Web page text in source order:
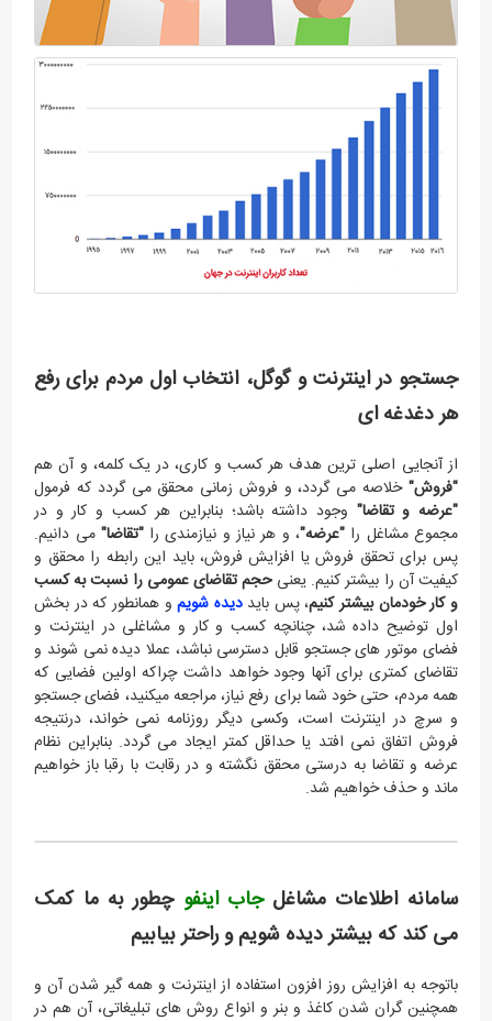
جستجو در اینترنت و گوگل، انتخاب اول مردم برای رفع
هر دغدغه ای
از آنجایی اصلی ترین هدف هر کسب و کاری، در یک کلمه، و آن هم
"فروش" خلاصه می گردد، و فروش زمانی محقق می گردد که فرمول
"عرضه و تقاضا" وجود داشته باشد؛ بنابر‌این هر کسب و کار و در
مجموع مشاغل را"عرضه"، و هر نیاز و نیازمندی را"تقاضا"می دانیم.
پس برای تحقق فروش یا افزایش فروش، باید این رابطه را محقق و
کیفیت آن را بیشتر کنیم. یعنی حجم تقاضای عمومی را نسبت به کسب
و کار خودمان بیشتر کنیم، پس بایددیده شویمو همانطور که در بخش
اول توضیح داده شد، چنانچه کسب و کار و مشاغلی در اینترنت و
فضای موتور های جستجو قابل دسترسی نباشد، عملا دیده نمی شوند و
تقاضای کمتری برای آنها وجود خواهد داشت چراکه اولین فضایی که
همه مردم، حتی خود شما برای رفع نیاز، مراجعه میکنید، فضای جستجو
و سرچ در اینترنت است، وکسی دیگر روزنامه نمی خواند، درنتیجه
فروش اتفاق نمی افتد یا حداقل کمتر ایجاد می گردد. بنابراین نظام
عرضه و تقاضا به درستی محقق نگشته و در رقابت با رقبا باز خواهیم
ماند و حذف خواهیم شد.
سامانه اطلاعات مشاغلجاب اینفو چطور به ما کمک
می کند که بیشتر دیده شویم و راحتر بیابیم
باتوجه به افزایش روز افزون استفاده از اینترنت و همه گیر شدن آن و
همچنین گران شدن کاغذ و بنر و انواع روش های تبلیغاتی، آن هم در